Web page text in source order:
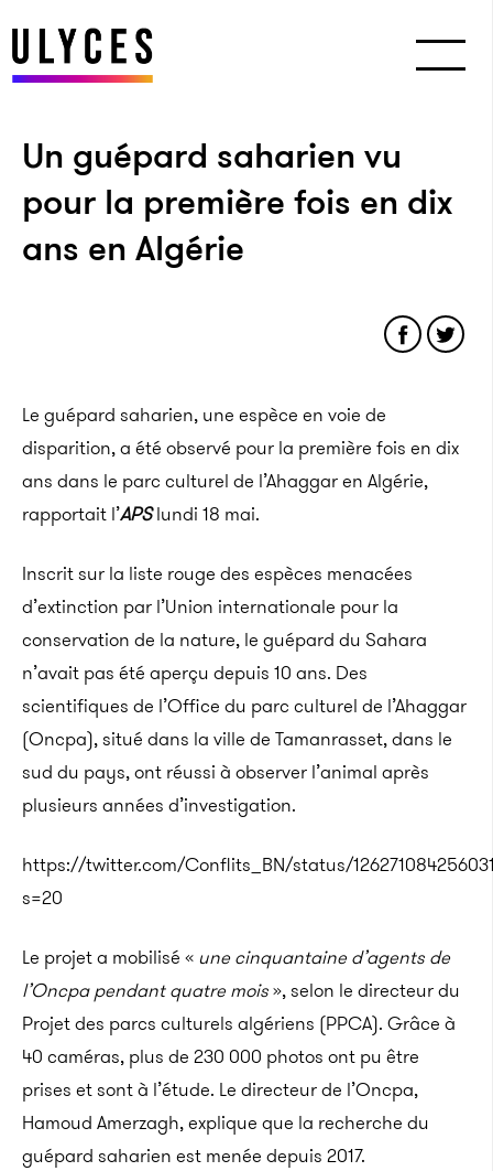
Un guépard saharien vu
pour la première fois en dix
ans en Algérie
Le guépard saharien, une espèce en voie de
disparition, a été observé pour la première fois en dix
ans dans le parc culturel de l’Ahaggar en Algérie,
rapportait l’APSlundi 18 mai.
Inscrit sur la liste rouge des espèces menacées
d’extinction par l’Union internationale pour la
conservation de la nature, le guépard du Sahara
n’avait pas été aperçu depuis 10 ans. Des
scientifiques de l’Office du parc culturel de l’Ahaggar
(Oncpa), situé dans la ville de Tamanrasset, dans le
sud du pays, ont réussi à observer l’animal après
plusieurs années d’investigation.
https://twitter.com/Conflits_BN/status/
s=20
Le projet a mobilisé « une cinquantaine d’agents de
l’Oncpa pendant quatre mois», selon le directeur du
Projet des parcs culturels algériens (PPCA). Grâce à
40 caméras, plus de 230 000 photos ont pu être
prises et sont à l’étude. Le directeur de l’Oncpa,
Hamoud Amerzagh, explique que la recherche du
guépard saharien est menée depuis 2017.